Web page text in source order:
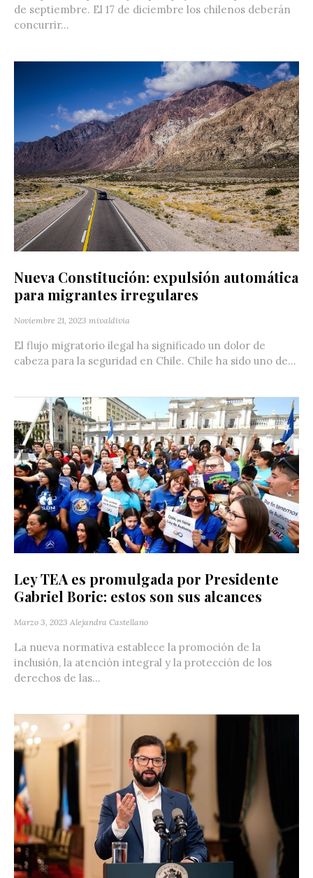
de septiembre. El 17 de diciembre los chilenos deberán
concurrir...
Nueva Constitución: expulsión automática
para migrantes irregulares
Noviembre 21, 2023 mivaldivia
El flujo migratorio ilegal ha significado un dolor de
cabeza para la seguridad en Chile. Chile ha sido uno de...
Ley TEA es promulgada por Presidente
Gabriel Boric: estos son sus alcances
Marzo 3, 2023 Alejandra Castellano
La nueva normativa establece la promoción de la
inclusión, la atención integral y la protección de los
derechos de las...